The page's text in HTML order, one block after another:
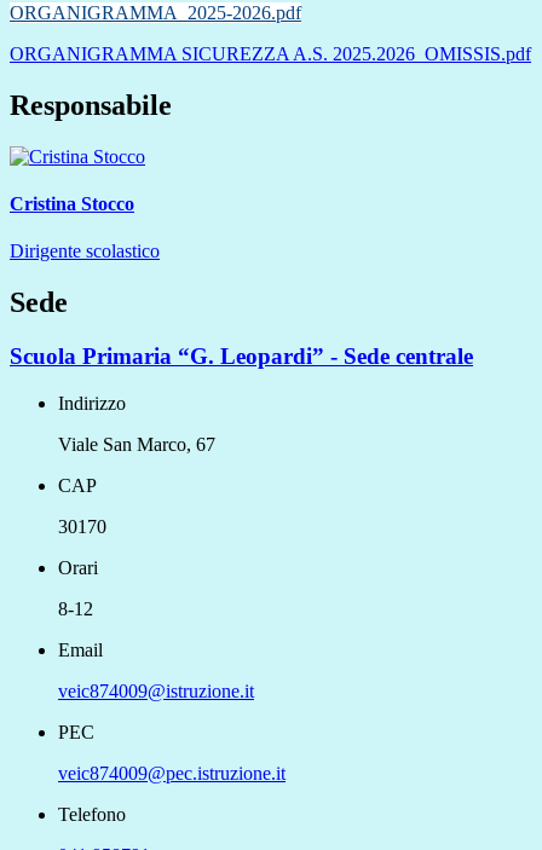
ORGANIGRAMMA_2025-2026.pdf
ORGANIGRAMMA SICUREZZA A.S. 2025.2026_OMISSIS.pdf
Responsabile
Cristina Stocco
Dirigente scolastico
Sede
Scuola Primaria “G. Leopardi” - Sede centrale
Indirizzo
Viale San Marco, 67
CAP
30170
Orari
8-12
Email
veic874009@istruzione.it
PEC
veic874009@pec.istruzione.it
Telefono